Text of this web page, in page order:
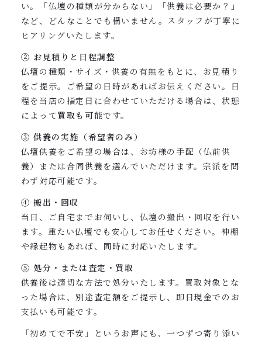
い。「仏壇の種類が分からない」「供養は必要か？」
など、どんなことでも構いません。スタッフが丁寧に
ヒアリングいたします。
② お見積りと日程調整
仏壇の種類・サイズ・供養の有無をもとに、お見積り
をご提示。ご希望の日時があればお伝えください。日
程を当店の指定日に合わせていただける場合は、状態
によって買取も可能です。
③ 供養の実施（希望者のみ）
仏壇供養をご希望の場合は、お坊様の手配（仏前供
養）または合同供養を選んでいただけます。宗派を問
わず対応可能です。
④ 搬出・回収
当日、ご自宅までお伺いし、仏壇の搬出・回収を行い
ます。重たい仏壇でも安心してお任せください。神棚
や縁起物もあれば、同時に対応いたします。
⑤ 処分・または査定・買取
供養後は適切な方法で処分いたします。買取対象とな
った場合は、別途査定額をご提示し、即日現金でのお
支払いも可能です。
「初めてで不安」というお声にも、一つずつ寄り添い